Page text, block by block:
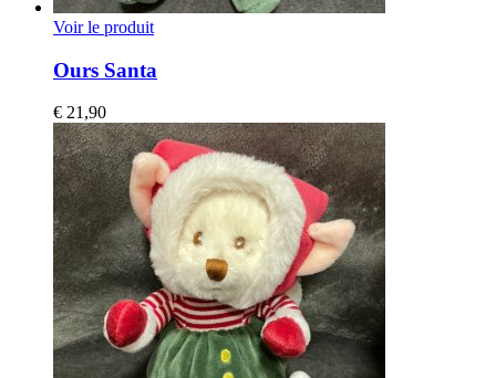
Voir le produit
Ours Santa
€ 21,90